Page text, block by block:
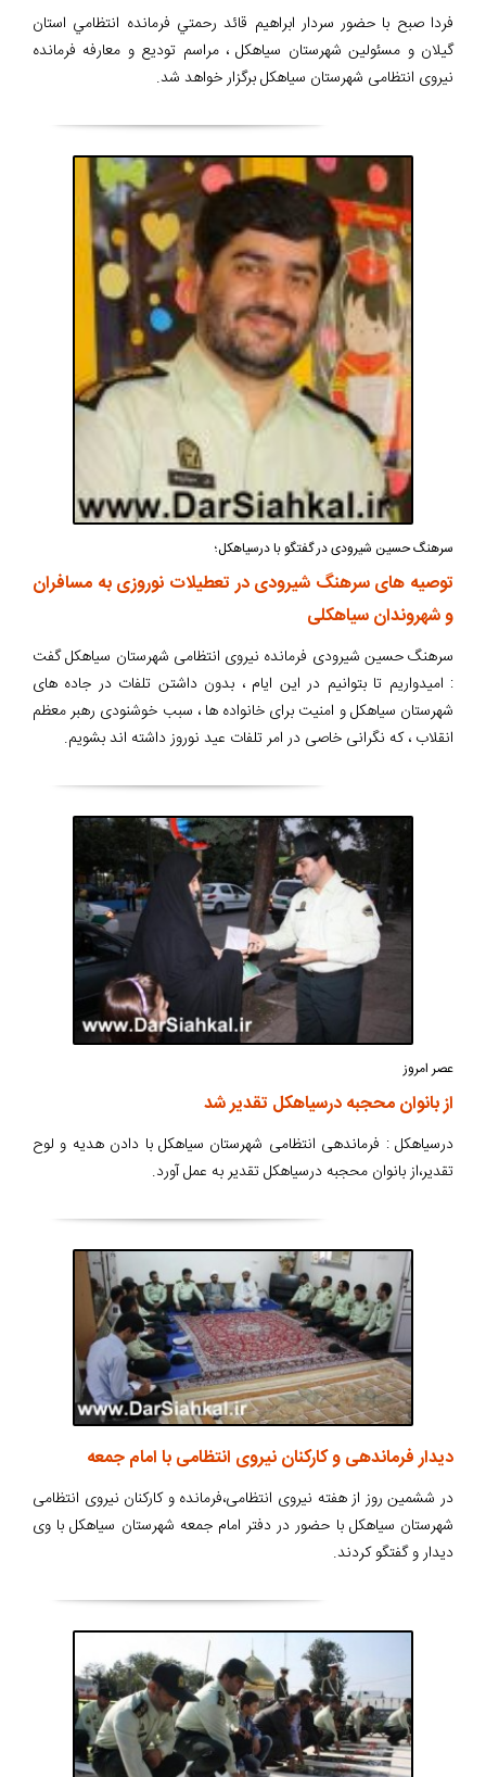
فردا صبح با حضور سردار ابراهيم قائد رحمتي فرمانده انتظامي استان
گيلان و مسئولین شهرستان سیاهکل ، مراسم تودیع و معارفه فرمانده
نیروی انتظامی شهرستان سیاهکل برگزار خواهد شد.
سرهنگ حسین شیرودی در گفتگو با درسیاهکل؛
توصیه های سرهنگ شیرودی در تعطیلات نوروزی به مسافران
و شهروندان سیاهکلی
سرهنگ حسین شیرودی فرمانده نیروی انتظامی شهرستان سیاهکل گفت
: امیدواریم تا بتوانیم در این ایام ، بدون داشتن تلفات در جاده های
شهرستان سیاهکل و امنیت برای خانواده ها ، سبب خوشنودی رهبر معظم
انقلاب ، که نگرانی خاصی در امر تلفات عید نوروز داشته اند بشویم.
عصر امروز
از بانوان محجبه درسیاهکل تقدیر شد
درسیاهکل : فرماندهی انتظامی شهرستان سیاهکل با دادن هدیه و لوح
تقدیر،از بانوان محجبه درسیاهکل تقدیر به عمل آورد.
دیدار فرماندهی و کارکنان نیروی انتظامی با امام جمعه
در ششمین روز از هفته نیروی انتظامی،فرمانده و کارکنان نیروی انتظامی
شهرستان سیاهکل با حضور در دفتر امام جمعه شهرستان سیاهکل با وی
دیدار و گفتگو کردند.